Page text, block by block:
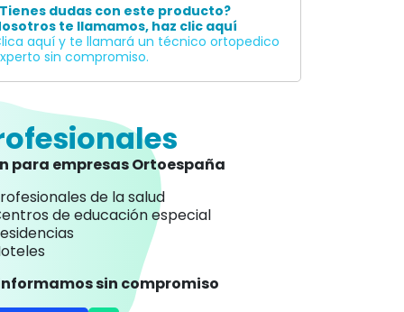
dudas con este producto?
te llamamos, haz clic aquí
aquí y te llamará un técnico ortopedico
sin compromiso.
para empresas Ortoespaña
de la salud
de educación especial
sin compromiso